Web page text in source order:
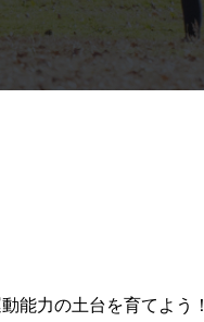
能力の土台を育てよう！